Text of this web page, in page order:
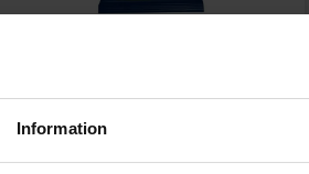
Information
33.03 kr 24.90 kr